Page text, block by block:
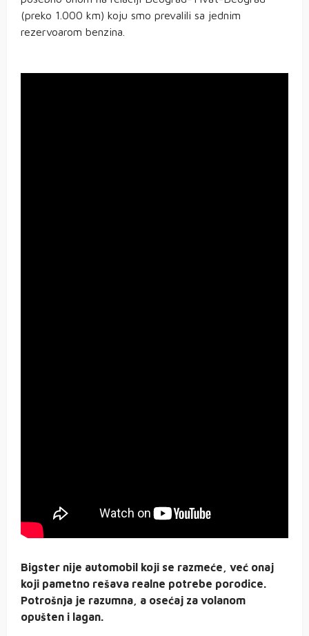
(preko 1.000 km) koju smo prevalili sa jednim
rezervoarom benzina.
Bigster nije automobil koji se razmeće, već onaj
koji pametno rešava realne potrebe porodice.
Potrošnja je razumna, a osećaj za volanom
opušten i lagan.